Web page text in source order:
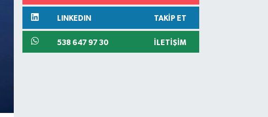
LINKEDIN TAKIP ET
538 647 97 30 İLETIŞIM